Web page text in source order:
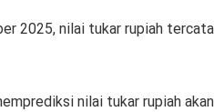
2025, nilai tukar rupiah
nilai tukar rupiah